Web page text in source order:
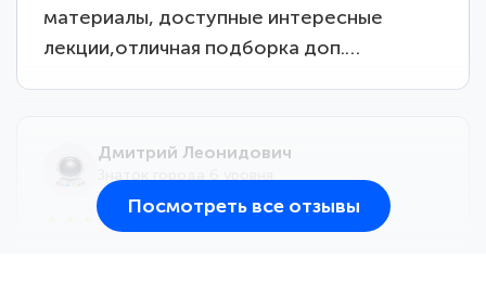
материалы, доступные интересные
лекции,отличная подборка доп.…
Дмитрий Леонидович
Посмотреть все отзывы